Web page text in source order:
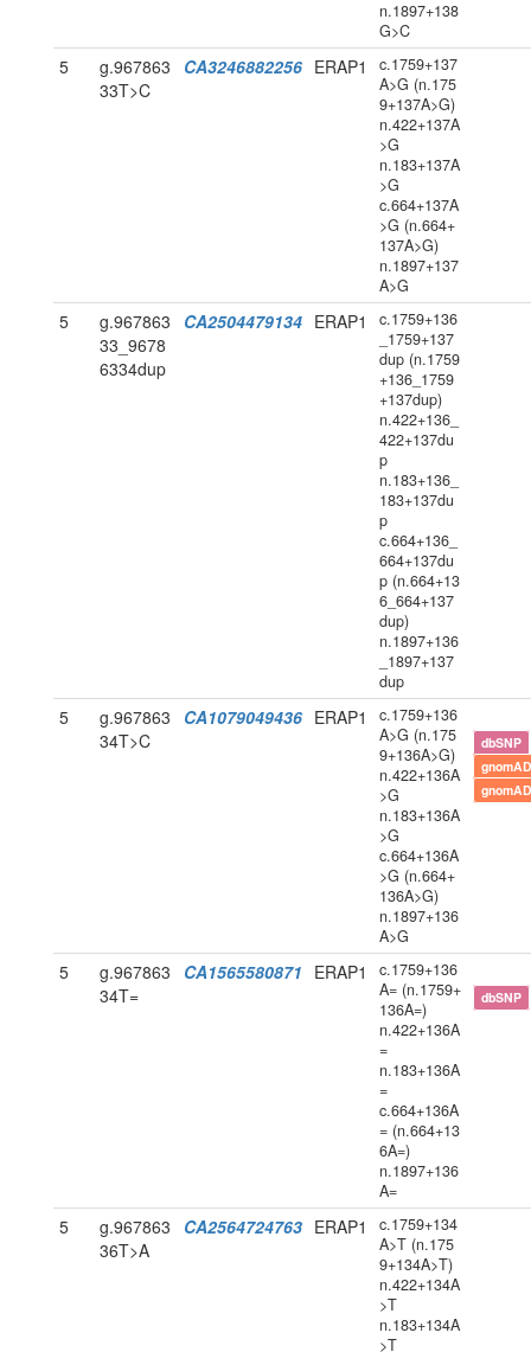
n.1897+138
G>C
5
g.967863
33T>C
CA3246882256 ERAP1
c.1759+137
A>G (n.175
9+137A>G)
n.422+137A
>G
n.183+137A
>G
c.664+137A
>G (n.664+
137A>G)
n.1897+137
A>G
5
g.967863
33_9678
6334dup
CA2504479134 ERAP1
c.1759+136
_1759+137
dup (n.1759
+136_1759
+137dup)
n.422+136_
422+137du
p
n.183+136_
183+137du
p
c.664+136_
664+137du
p (n.664+13
6_664+137
dup)
n.1897+136
_1897+137
dup
5
g.967863
34T>C
CA1079049436 ERAP1
c.1759+136
A>G (n.175
9+136A>G)
n.422+136A
>G
n.183+136A
>G
c.664+136A
>G (n.664+
136A>G)
n.1897+136
A>G
dbSNP
5
g.967863
34T=
CA1565580871 ERAP1
c.1759+136
A= (n.1759+
136A=)
n.422+136A
=
n.183+136A
=
c.664+136A
= (n.664+13
6A=)
n.1897+136
A=
dbSNP
5
g.967863
36T>A
CA2564724763 ERAP1
c.1759+134
A>T (n.175
9+134A>T)
n.422+134A
>T
n.183+134A
>T